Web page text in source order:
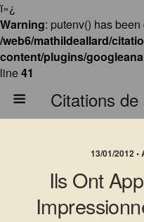
ï»¿
Warning: putenv() has
/web6/mathildeallard/
content/plugins/
line41
13/01/2012
Ils Ont